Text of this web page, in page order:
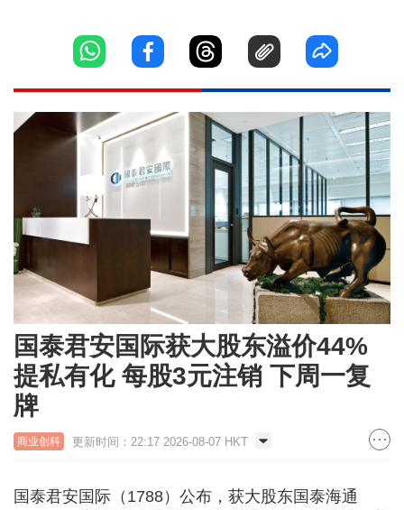
国泰君安国际获大股东溢价44%
提私有化 每股3元注销 下周一复
牌
商业创科 更新时间：22:17 2026-08-07 HKT
国泰君安国际（1788）公布，获大股东国泰海通